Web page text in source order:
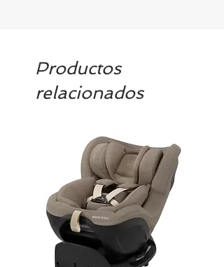
Productos
relacionados